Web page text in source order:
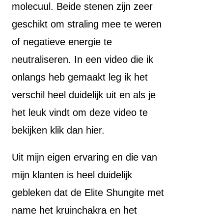
molecuul. Beide stenen zijn zeer
geschikt om straling mee te weren
of negatieve energie te
neutraliseren. In een video die ik
onlangs heb gemaakt leg ik het
verschil heel duidelijk uit en als je
het leuk vindt om deze video te
bekijken klik dan hier.
Uit mijn eigen ervaring en die van
mijn klanten is heel duidelijk
gebleken dat de Elite Shungite met
name het kruinchakra en het